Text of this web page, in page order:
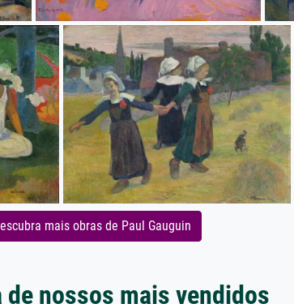
mais obras de Paul Gauguin
nossos mais vendidos